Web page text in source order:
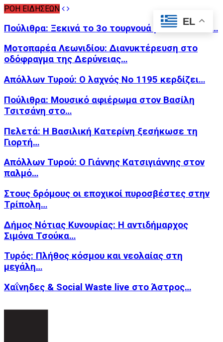
ΡΟΗ ΕΙΔΗΣΕΩΝ
Πούλιθρα: Ξεκινά το 3ο τουρνουά μπάσκετ 3×3…
Μοτοπαρέα Λεωνιδίου: Διανυκτέρευση στο
οδόφραγμα της Δερύνειας…
Απόλλων Τυρού: Ο λαχνός Νο 1195 κερδίζει…
Πούλιθρα: Μουσικό αφιέρωμα στον Βασίλη
Τσιτσάνη στο…
Πελετά: Η Βασιλική Κατερίνη ξεσήκωσε τη
Γιορτή…
Απόλλων Τυρού: Ο Γιάννης Κατσιγιάννης στον
παλμό…
Στους δρόμους οι εποχικοί πυροσβέστες στην
Τρίπολη…
Δήμος Νότιας Κυνουρίας: Η αντιδήμαρχος
Σιμόνα Τσούκα…
Τυρός: Πλήθος κόσμου και νεολαίας στη
μεγάλη…
Χαΐνηδες & Social Waste live στο Άστρος…
EL